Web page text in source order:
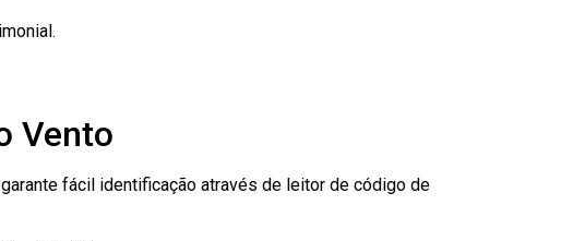
Vento
fácil identificação através de leitor de código de